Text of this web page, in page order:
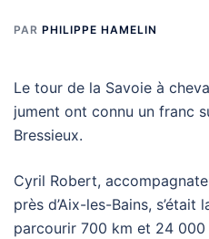
PAR PHILIPPE HAMELIN
Le tour de la Savoie à
jument ont connu un franc
Bressieux.
Cyril Robert,
près d’Aix-les-Bains,
parcourir 700 km et 24